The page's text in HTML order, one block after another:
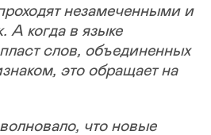
незамеченными и
А когда в языке
слов, объединенных
это обращает на
что новые